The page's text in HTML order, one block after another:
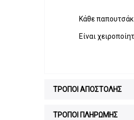
Κάθε
Eίναι
ΤΡΟΠΟΙ ΑΠΟΣΤΟΛΗΣ
ΤΡΟΠΟΙ ΠΛΗΡΩΜΗΣ